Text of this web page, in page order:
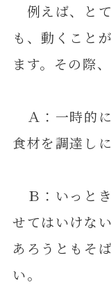
例えば、と
も、動くこと
ます。その際、
Ａ：一時的
食材を調達し
Ｂ：いっと
せてはいけな
あろうともそ
い。